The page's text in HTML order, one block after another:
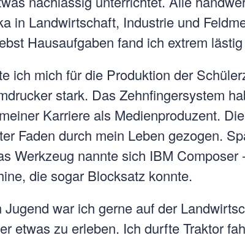
in Landwirtschaft, Industrie und
Hausaufgaben fand ich extrem
ich mich für die Produktion der
stark. Das Zehnfingersystem
Karriere als Medienproduzent.
Faden durch mein Leben gezogen.
Werkzeug nannte sich IBM Composer
die sogar Blocksatz konnte.
Jugend war ich gerne auf der
etwas zu erleben. Ich durfte Traktor